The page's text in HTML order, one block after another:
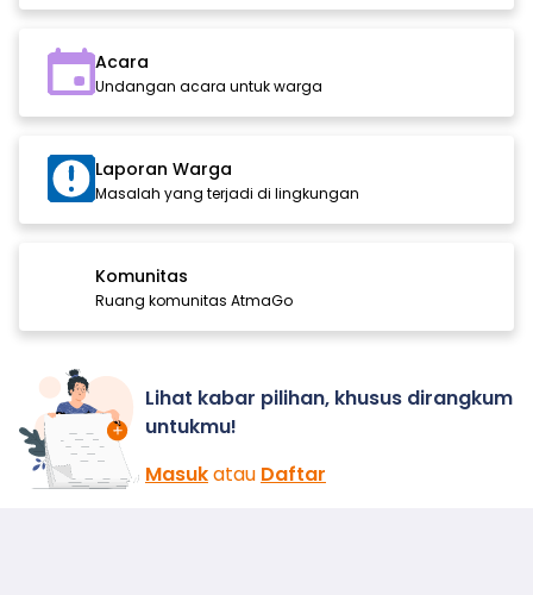
Acara
Undangan acara untuk warga
Laporan Warga
Masalah yang terjadi di lingkungan
Komunitas
Ruang komunitas AtmaGo
Lihat kabar pilihan, khusus dirangkum
untukmu!
Masukatau Daftar